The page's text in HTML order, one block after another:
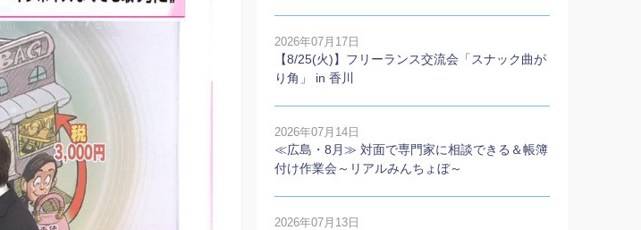
2026年07月17日
【8/25(火)】フリーランス交流会「スナック曲が
り角」 in 香川
2026年07月14日
≪広島・8月≫ 対面で専門家に相談できる＆帳簿
付け作業会～リアルみんちょぼ～
2026年07月13日